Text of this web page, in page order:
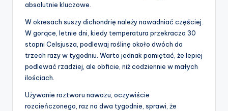
absolutnie kluczowe.
W okresach suszy dichondrię należy nawadniać częściej.
W gorące, letnie dni, kiedy temperatura przekracza 30
stopni Celsjusza, podlewaj roślinę około dwóch do
trzech razy w tygodniu. Warto jednak pamiętać, że lepiej
podlewać rzadziej, ale obficie, niż codziennie w małych
ilościach.
Używanie roztworu nawozu, oczywiście
rozcieńczonego, raz na dwa tygodnie, sprawi, że